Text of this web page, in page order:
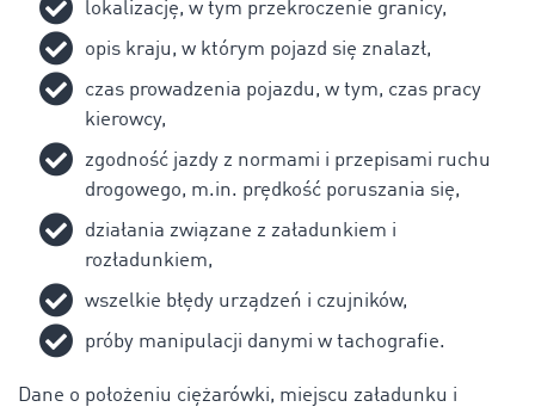
lokalizację, w tym przekroczenie granicy,
opis kraju, w którym pojazd się znalazł,
czas prowadzenia pojazdu, w tym, czas pracy
kierowcy,
zgodność jazdy z normami i przepisami ruchu
drogowego, m.in. prędkość poruszania się,
działania związane z załadunkiem i
rozładunkiem,
wszelkie błędy urządzeń i czujników,
próby manipulacji danymi w tachografie.
Dane o położeniu ciężarówki, miejscu załadunku i